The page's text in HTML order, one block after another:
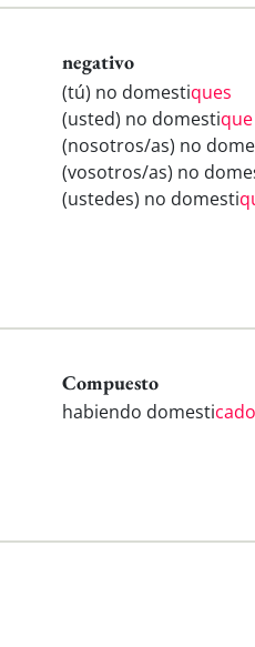
negativo
(tú) no domestiques
(usted) no domestique
(nosotros/as) no
(vosotros/as) no
(ustedes) no domesti
Compuesto
habiendo domesticado